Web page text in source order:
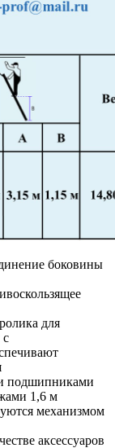
боковины
для
с
подшипниками
1,6 м
механизмом
аксессуаров